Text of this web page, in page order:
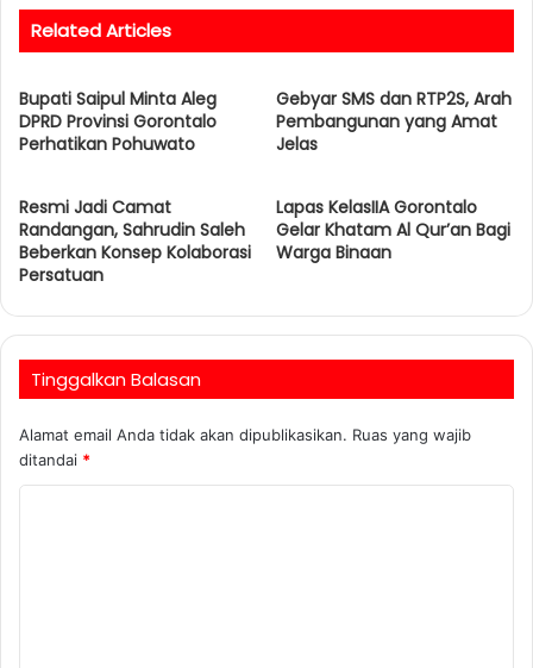
s
e
Related Articles
Bupati Saipul Minta Aleg
DPRD Provinsi Gorontalo
Perhatikan Pohuwato
Gebyar SMS dan RTP2S, Arah
Pembangunan yang Amat
Jelas
Resmi Jadi Camat
Randangan, Sahrudin Saleh
Beberkan Konsep Kolaborasi
Persatuan
Lapas KelasIIA Gorontalo
Gelar Khatam Al Qur’an Bagi
Warga Binaan
Tinggalkan Balasan
Alamat email Anda tidak akan dipublikasikan. Ruas yang wajib
ditandai *